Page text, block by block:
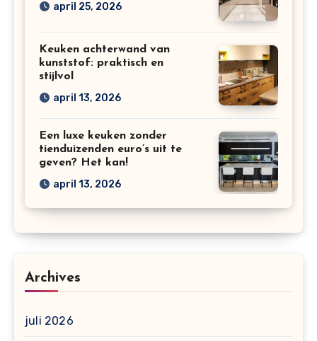
april 25, 2026
Keuken achterwand van
kunststof: praktisch en
stijlvol
april 13, 2026
Een luxe keuken zonder
tienduizenden euro’s uit te
geven? Het kan!
april 13, 2026
Archives
juli 2026